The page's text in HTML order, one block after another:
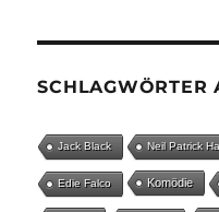
SCHLAGWÖRTER
Jack Black Neil Patrick
Edie Falco Komödie